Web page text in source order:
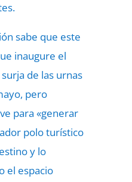
sabe que este
inaugure el
de las urnas
pero
para «generar
polo turístico
y lo
el espacio